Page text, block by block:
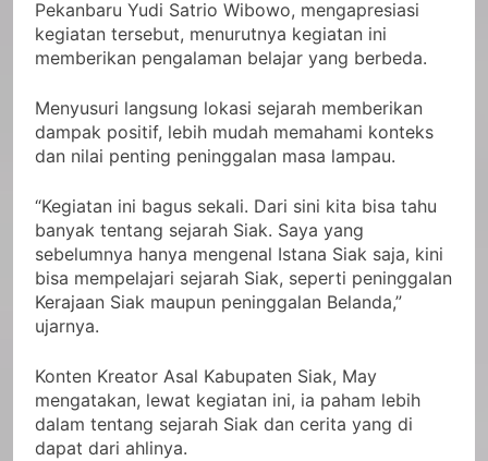
Pekanbaru Yudi Satrio Wibowo, mengapresiasi
kegiatan tersebut, menurutnya kegiatan ini
memberikan pengalaman belajar yang berbeda.
Menyusuri langsung lokasi sejarah memberikan
dampak positif, lebih mudah memahami konteks
dan nilai penting peninggalan masa lampau.
“Kegiatan ini bagus sekali. Dari sini kita bisa tahu
banyak tentang sejarah Siak. Saya yang
sebelumnya hanya mengenal Istana Siak saja, kini
bisa mempelajari sejarah Siak, seperti peninggalan
Kerajaan Siak maupun peninggalan Belanda,”
ujarnya.
Konten Kreator Asal Kabupaten Siak, May
mengatakan, lewat kegiatan ini, ia paham lebih
dalam tentang sejarah Siak dan cerita yang di
dapat dari ahlinya.